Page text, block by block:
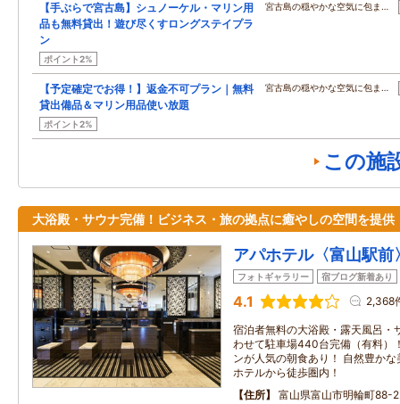
【手ぶらで宮古島】シュノーケル・マリン用
品も無料貸出！遊び尽くすロングステイプラ
ン
ポイント2%
宮古島の穏やかな空気に包ま…
【予定確定でお得！】返金不可プラン｜無料
貸出備品＆マリン用品使い放題
ポイント2%
宮古島の穏やかな空気に包ま…
この施
大浴殿・サウナ完備！ビジネス・旅の拠点に癒やしの空間を提供
アパホテル〈富山駅前
フォトギャラリー 宿ブログ新着あり
4.1 2,368
宿泊者無料の大浴殿・露天風呂・
わせて駐車場440台完備（有料）
ンが人気の朝食あり！ 自然豊か
ホテルから徒歩圏内！
住所
富山県富山市明輪町88-2